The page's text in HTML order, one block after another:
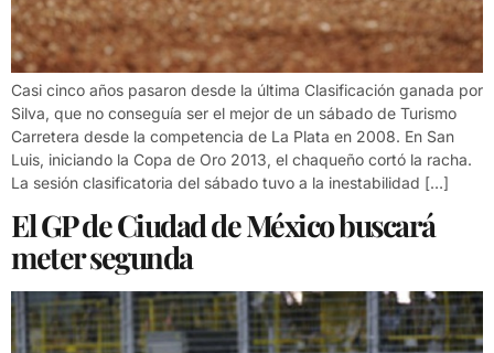
Casi cinco años pasaron desde la última Clasificación ganada por
Silva, que no conseguía ser el mejor de un sábado de Turismo
Carretera desde la competencia de La Plata en 2008. En San
Luis, iniciando la Copa de Oro 2013, el chaqueño cortó la racha.
La sesión clasificatoria del sábado tuvo a la inestabilidad […]
El GP de Ciudad de México buscará
meter segunda